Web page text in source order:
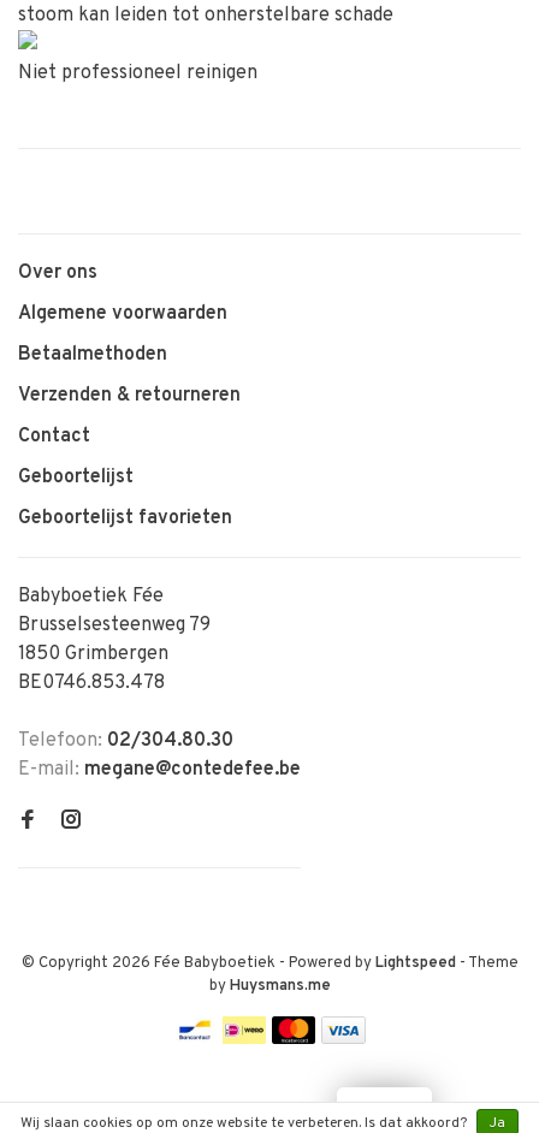
stoom kan leiden tot onherstelbare schade
Niet professioneel reinigen
Over ons
Algemene voorwaarden
Betaalmethoden
Verzenden & retourneren
Contact
Geboortelijst
Geboortelijst favorieten
Babyboetiek Fée
Brusselsesteenweg 79
1850 Grimbergen
BE0746.853.478
Telefoon: 02/304.80.30
E-mail: megane@contedefee.be
© Copyright 2026 Fée Babyboetiek - Powered byLightspeed- Theme
byHuysmans.me
Wij slaan cookies op om onze website te verbeteren. Is dat akkoord? Ja